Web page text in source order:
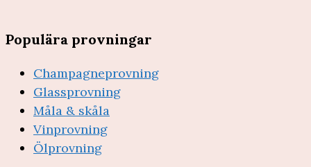
Populära provningar
Champagneprovning
Glassprovning
Måla & skåla
Vinprovning
Ölprovning